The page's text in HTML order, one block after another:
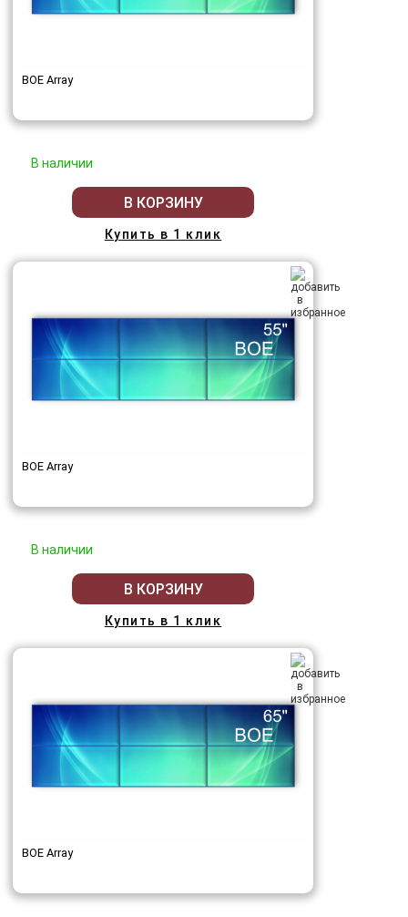
BOE Array
В наличии
В КОРЗИНУ
Купить в 1 клик
BOE Array
В наличии
В КОРЗИНУ
Купить в 1 клик
BOE Array